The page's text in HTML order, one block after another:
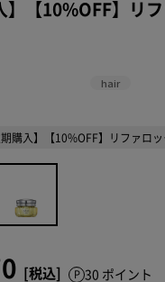
】【10%OFF】リ
hair
購入】【10%OFF】リファロ
30 ポイント